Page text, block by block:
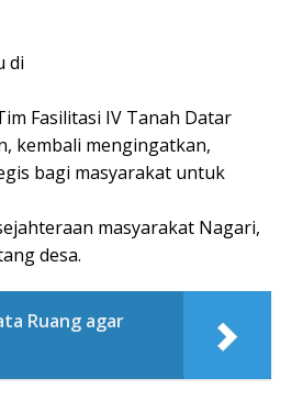
di
Fasilitasi IV Tanah Datar
kembali mengingatkan,
bagi masyarakat untuk
masyarakat Nagari,
desa.
Ruang agar